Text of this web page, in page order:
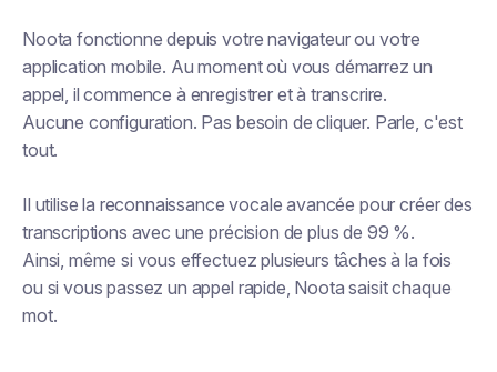
Noota fonctionne depuis votre navigateur ou votre
application mobile. Au moment où vous démarrez un
appel, il commence à enregistrer et à transcrire.
Aucune configuration. Pas besoin de cliquer. Parle, c'est
tout.
Il utilise la reconnaissance vocale avancée pour créer des
transcriptions avec une précision de plus de 99 %.
Ainsi, même si vous effectuez plusieurs tâches à la fois
ou si vous passez un appel rapide, Noota saisit chaque
mot.